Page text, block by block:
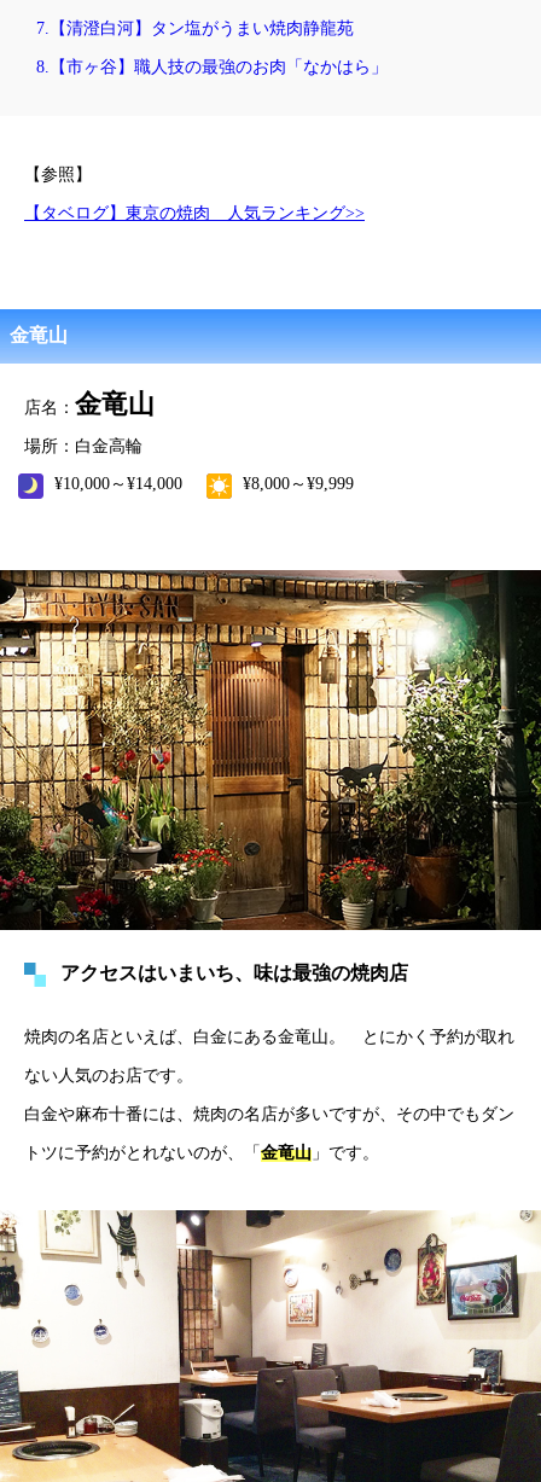
7.【清澄白河】タン塩がうまい焼肉静龍苑
8.【市ヶ谷】職人技の最強のお肉「なかはら」
【参照】
【タベログ】東京の焼肉 人気ランキング>>
金竜山
店名： 金竜山
場所：白金高輪
¥10,000～¥14,000
¥8,000～¥9,999
アクセスはいまいち、味は最強の焼肉店
焼肉の名店といえば、白金にある金竜山。 とにかく予約が取れ
ない人気のお店です。
白金や麻布十番には、焼肉の名店が多いですが、その中でもダン
トツに予約がとれないのが、「金竜山 」です。